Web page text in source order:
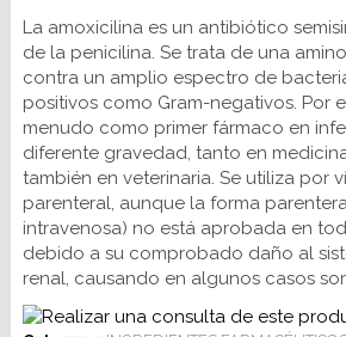
La amoxicilina es un antibiótico
de la penicilina. Se trata de una
contra un amplio espectro de
positivos como Gram-negativos. Por
menudo como primer fármaco en
diferente gravedad, tanto en
también en veterinaria. Se utiliza por
parenteral, aunque la forma
intravenosa) no está aprobada en
debido a su comprobado daño al
renal, causando en algunos casos